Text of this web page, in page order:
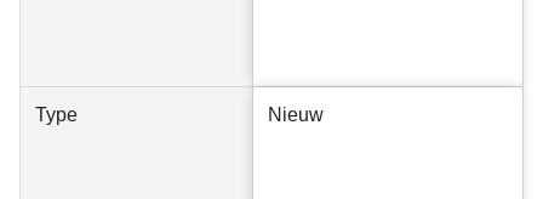
Type Nieuw